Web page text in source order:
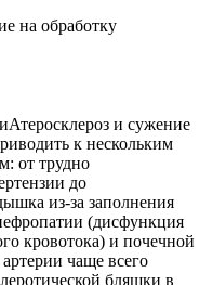
на обработку
Атеросклероз и сужение
к нескольким
от трудно
до
из-за заполнения
(дисфункция
кровотока) и почечной
чаще всего
бляшки в